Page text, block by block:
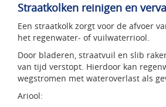
Straatkolken reinigen en
Een straatkolk zorgt voor de afvoer
het regenwater- of vuilwaterriool.
Door bladeren, straatvuil en slib
van tijd verstopt. Hierdoor kan
wegstromen met wateroverlast als
Ariool: